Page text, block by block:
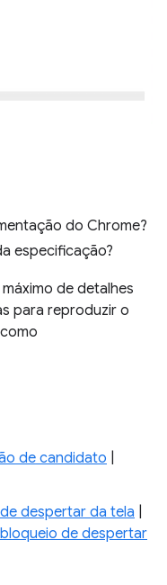
do Chrome?
especificação?
de detalhes
para reproduzir o
de candidato
despertar da tela
de despertar